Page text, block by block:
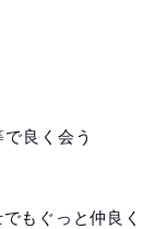
良く会う
もぐっと仲良く